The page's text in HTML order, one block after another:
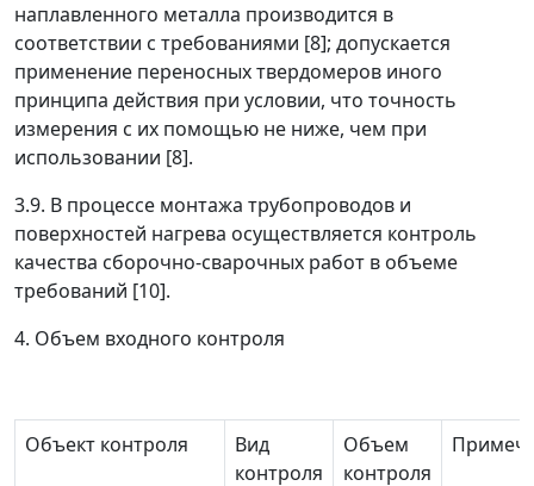
наплавленного металла производится в
соответствии с требованиями [8]; допускается
применение переносных твердомеров иного
принципа действия при условии, что точность
измерения с их помощью не ниже, чем при
использовании [8].
3.9. В процессе монтажа трубопроводов и
поверхностей нагрева осуществляется контроль
качества сборочно-сварочных работ в объеме
требований [10].
4. Объем входного контроля
Объект контроля
Вид
контроля
Объем
контроля